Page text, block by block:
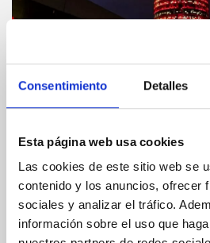
Consentimiento Detalles
Esta página web usa cookies
Las cookies de este sitio web se
contenido y los anuncios, ofrecer
sociales y analizar el tráfico.
información sobre el uso que
El Mirador
Glòries da la